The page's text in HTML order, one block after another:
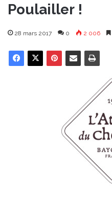
Poulailler !
28 mars 2017 0 2 006